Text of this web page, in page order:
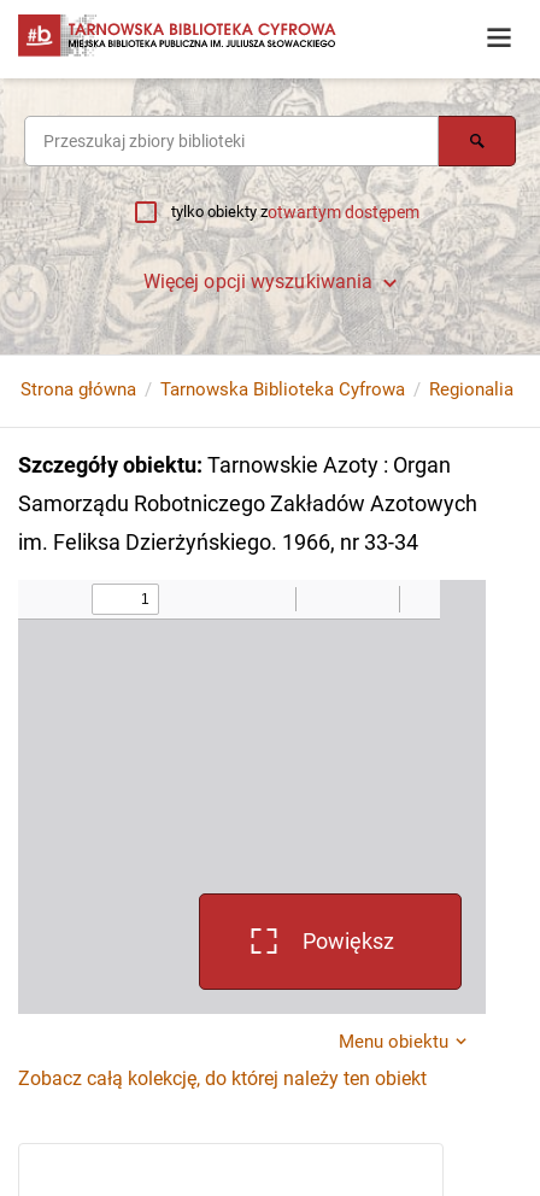
tylko obiekty zotwartym dostępem
Więcej opcji wyszukiwania
Strona główna Tarnowska Biblioteka Cyfrowa Regionalia
Szczegóły obiektu: Tarnowskie Azoty : Organ
Samorządu Robotniczego Zakładów Azotowych
im. Feliksa Dzierżyńskiego. 1966, nr 33-34
Powiększ
Menu obiektu
Zobacz całą kolekcję, do której należy ten obiekt